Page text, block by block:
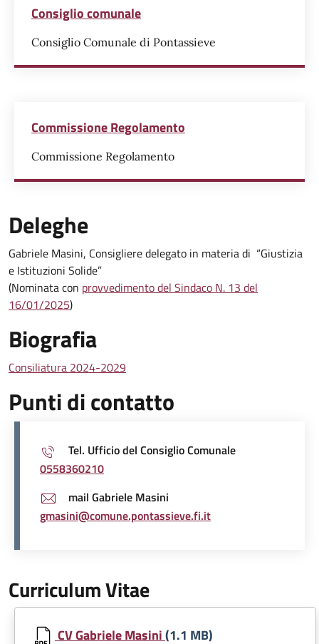
Consiglio comunale
Consiglio Comunale di Pontassieve
Commissione Regolamento
Commissione Regolamento
Deleghe
Gabriele Masini, Consigliere delegato in materia di “Giustizia
e Istituzioni Solide”
(Nominata con provvedimento del Sindaco N. 13 del
16/01/2025)
Biografia
Consiliatura 2024-2029
Punti di contatto
Tel. Ufficio del Consiglio Comunale
0558360210
mail Gabriele Masini
gmasini@comune.pontassieve.fi.it
Curriculum Vitae
Document
CV Gabriele Masini(1.1 MB)